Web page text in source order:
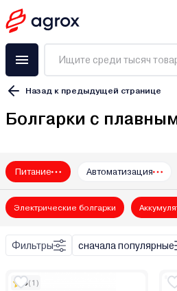
Назад к предыдущей странице
Болгарки с
3M
ACDC
AEG
BifAces
Питание Автоматизация
Электрические болгарки
Фильтры сначала популярные
5(1)